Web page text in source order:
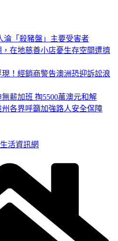
淪「殺豬盤」主要受害者
在地慈善小店憂生存空間遭擠
！經銷商警告澳洲恐迎訴訟浪
薪加班 掏5500萬澳元和解
各界呼籲加強路人安全保障